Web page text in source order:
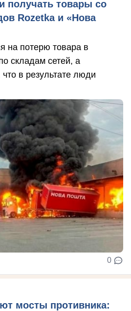
получать товары со
Rozetka и «Нова
на потерю товара в
складам сетей, а
в результате люди
0
мосты противника: